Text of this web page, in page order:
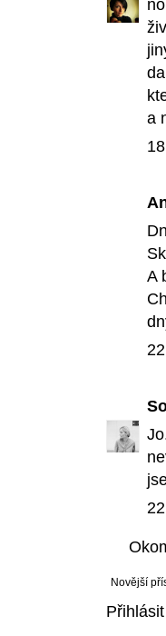
a
A
Novější